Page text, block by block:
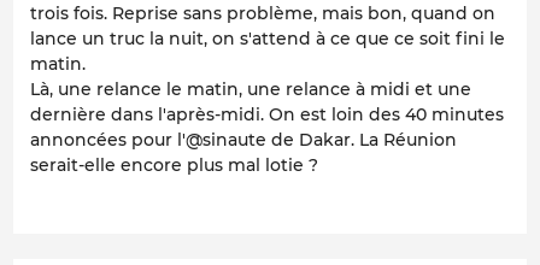
trois fois. Reprise sans problème, mais bon, quand on
lance un truc la nuit, on s'attend à ce que ce soit fini le
matin.
Là, une relance le matin, une relance à midi et une
dernière dans l'après-midi. On est loin des 40 minutes
annoncées pour l'@sinaute de Dakar. La Réunion
serait-elle encore plus mal lotie ?